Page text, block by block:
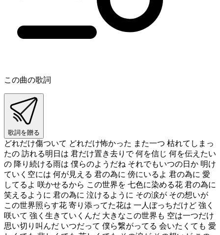
この曲の歌詞
歌詞を贈る
どれだけ傷ついて どれだけ怖かった また一つ 枯れてしまっ
たの 訪れる明日は 君だけ置き去りで 何を信じ 何を伝えたい
の 降り続ける雨は 僕らのようだね それでもいつの日か 明け
ていく空には 何が見える 君の為に 傍にいるよ 君の為に 愛
してるよ 咲かせるから この世界を 七色に染める花 君の為に
笑えるように 君の為に 泣けるように その涙が その想いが
この世界照らす花 寄り添ってた花は 一人ぼっちだけど 強く
咲いて 強く生きていくんだ 大きなこの世界も 空は一つだけ
思い切り叫んだ いつだって 僕ら繋がってる 会いたくても 愛